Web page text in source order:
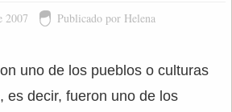
2007 Publicado por Helena
uno de los pueblos o culturas
es decir, fueron uno de los